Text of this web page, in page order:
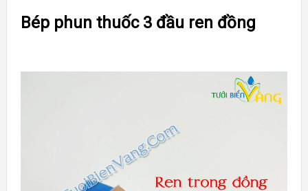
Bép phun thuốc 3 đầu ren đồng